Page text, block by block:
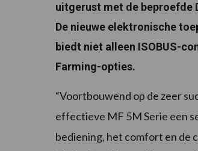
uitgerust met de beproefde
De nieuwe elektronische
biedt niet alleen ISOBUS-
Farming-opties.
“Voortbouwend op de zeer
effectieve MF 5M Serie een
bediening, het comfort en de